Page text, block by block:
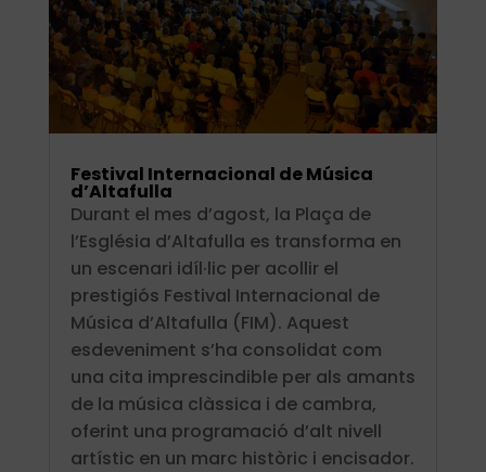
Festival Internacional de Música
d’Altafulla
Durant el mes d’agost, la Plaça de
l’Església d’Altafulla es transforma en
un escenari idíl·lic per acollir el
prestigiós Festival Internacional de
Música d’Altafulla (FIM). Aquest
esdeveniment s’ha consolidat com
una cita imprescindible per als amants
de la música clàssica i de cambra,
oferint una programació d’alt nivell
artístic en un marc històric i encisador.